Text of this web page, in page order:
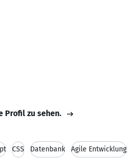
Profil zu sehen.
CSS Datenbank Agile Entwicklung